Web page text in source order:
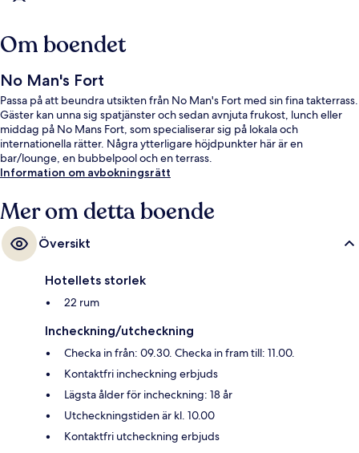
Om boendet
No Man's Fort
Passa på att beundra utsikten från No Man's Fort med sin fina takterrass.
Gäster kan unna sig spatjänster och sedan avnjuta frukost, lunch eller
middag på No Mans Fort, som specialiserar sig på lokala och
internationella rätter. Några ytterligare höjdpunkter här är en
bar/lounge, en bubbelpool och en terrass.
Information om avbokningsrätt
Mer om detta boende
Översikt
Hotellets storlek
22 rum
Incheckning/utcheckning
Checka in från: 09.30. Checka in fram till: 11.00.
Kontaktfri incheckning erbjuds
Lägsta ålder för incheckning: 18 år
Utcheckningstiden är kl. 10.00
Kontaktfri utcheckning erbjuds